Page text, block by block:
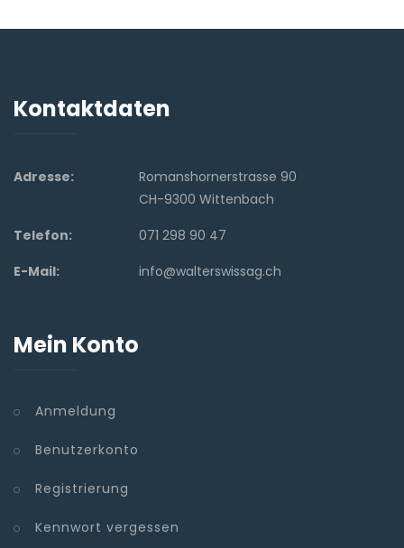
Kontaktdaten
Adresse:
Romanshornerstrasse 90
CH-9300 Wittenbach
Telefon:
071 298 90 47
E-Mail:
info@walterswissag.ch
Mein Konto
Anmeldung
Benutzerkonto
Registrierung
Kennwort vergessen